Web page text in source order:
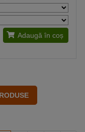
Adaugă în coș